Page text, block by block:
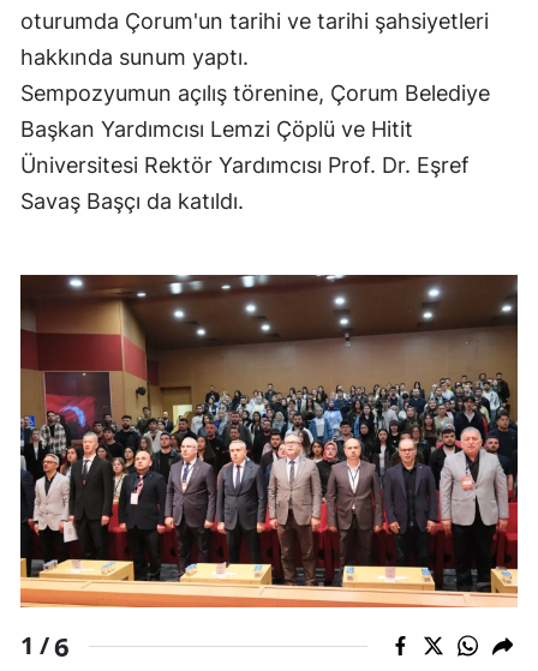
Kocaeli
Kütahya
Malatya
Mardin
Muş
Nevşehir
Niğde
Ordu
Rize
Sakarya
oturumda Çorum'un tarihi ve tarihi şahsiyetleri
hakkında sunum yaptı.
Sempozyumun açılış törenine, Çorum Belediye
Başkan Yardımcısı Lemzi Çöplü ve Hitit
Üniversitesi Rektör Yardımcısı Prof. Dr. Eşref
Savaş Başçı da katıldı.
1 /6